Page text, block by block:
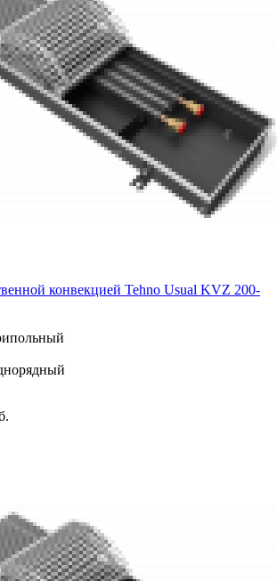
конвекцией Tehno Usual KVZ 200-